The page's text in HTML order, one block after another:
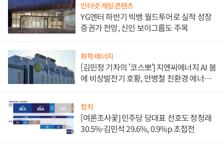
인터넷·게임·콘텐츠
YG엔터 하반기 빅뱅 월드투어로 실적 성장
증권가 전망, 신인 보이그룹도 주목
화학·에너지
[김민정 기자의 '코스뽀'] 지엔씨에너지 AI 붐
에 비상발전기 호황, 안병철 친환경 에너지
정치
[여론조사꽃] 민주당 당대표 선호도 정청래
30.5%·김민석 29.6%, 0.9%p 초접전